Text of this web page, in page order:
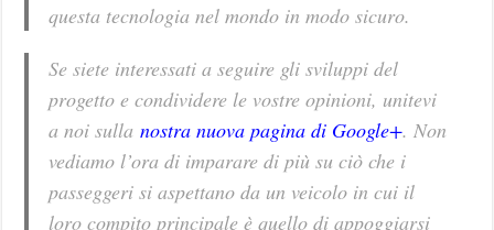
questa tecnologia nel mondo in modo sicuro.
Se siete interessati a seguire gli sviluppi del
progetto e condividere le vostre opinioni, unitevi
a noi sullanostra nuova pagina di Google+. Non
vediamo l’ora di imparare di più su ciò che i
passeggeri si aspettano da un veicolo in cui il
loro compito principale è quello di appoggiarsi